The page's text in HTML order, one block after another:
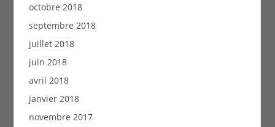
octobre 2018
septembre 2018
juillet 2018
juin 2018
avril 2018
janvier 2018
novembre 2017